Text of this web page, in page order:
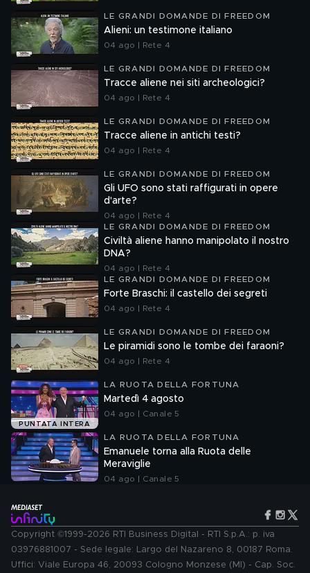
LE GRANDI DOMANDE DI FREEDOM
Alieni: un testimone italiano
04 ago | Rete 4
LE GRANDI DOMANDE DI FREEDOM
Tracce aliene nei siti archeologici?
04 ago | Rete 4
LE GRANDI DOMANDE DI FREEDOM
Tracce aliene in antichi testi?
04 ago | Rete 4
LE GRANDI DOMANDE DI FREEDOM
Gli UFO sono stati raffigurati in opere
d'arte?
04 ago | Rete 4
LE GRANDI DOMANDE DI FREEDOM
Civiltà aliene hanno manipolato il nostro
DNA?
04 ago | Rete 4
LE GRANDI DOMANDE DI FREEDOM
Forte Braschi: il castello dei segreti
04 ago | Rete 4
LE GRANDI DOMANDE DI FREEDOM
Le piramidi sono le tombe dei faraoni?
04 ago | Rete 4
PUNTATA INTERA
LA RUOTA DELLA FORTUNA
Martedì 4 agosto
04 ago | Canale 5
LA RUOTA DELLA FORTUNA
Emanuele torna alla Ruota delle
Meraviglie
04 ago | Canale 5
Copyright ©1999-2026 RTI Business Digital - RTI S.p.A.: p. iva
03976881007 - Sede legale: Largo del Nazareno 8, 00187 Roma.
Uffici: Viale Europa 46, 20093 Cologno Monzese (MI) - Cap. Soc.